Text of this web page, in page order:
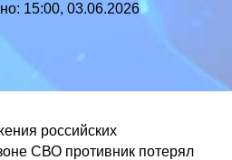
15:00, 03.06.2026
российских
СВО противник потерял